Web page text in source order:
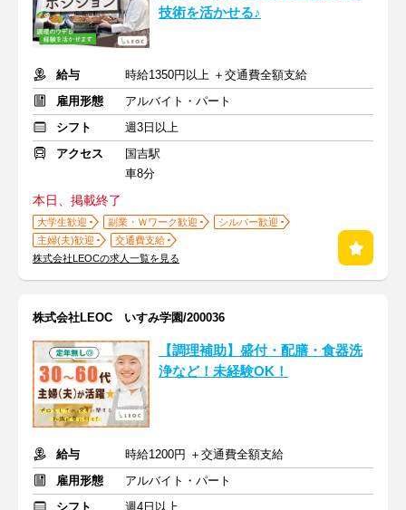
技術を活かせる♪
給与
時給1350円以上 ＋交通費全額支給
雇用形態
アルバイト・パート
シフト
週3日以上
アクセス
国吉駅
車8分
本日、掲載終了
大学生歓迎 副業・Ｗワーク歓迎
シルバー歓迎
主婦(夫)歓迎
交通費支給
株式会社LEOCの求人一覧を見る
株式会社LEOC いすみ学園/200036
【調理補助】盛付・配膳・食器洗
浄など！未経験OK！
給与
時給1200円 ＋交通費全額支給
雇用形態
アルバイト・パート
シフト
週4日以上